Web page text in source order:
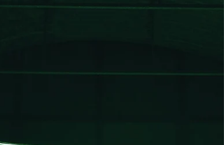
waar je heen moet in april. Wat...